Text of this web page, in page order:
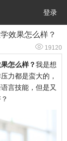
登录
效果怎么样？
 19120
怎么样？我是想
力都是蛮大的，
言技能，但是又